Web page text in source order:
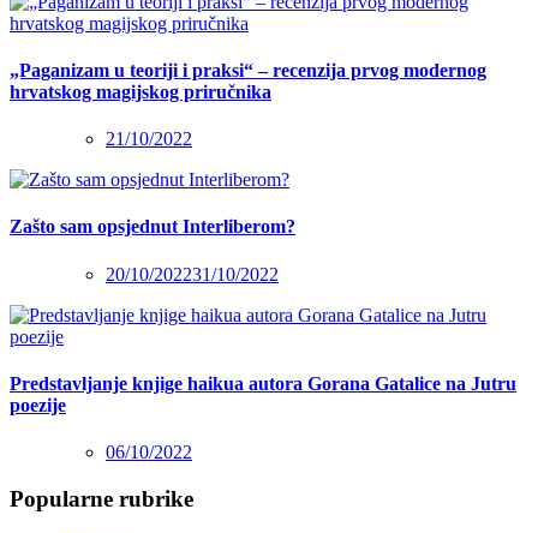
„Paganizam u teoriji i praksi“ – recenzija prvog modernog
hrvatskog magijskog priručnika
21/10/2022
Zašto sam opsjednut Interliberom?
20/10/202231/10/2022
Predstavljanje knjige haikua autora Gorana Gatalice na Jutru
poezije
06/10/2022
Popularne rubrike